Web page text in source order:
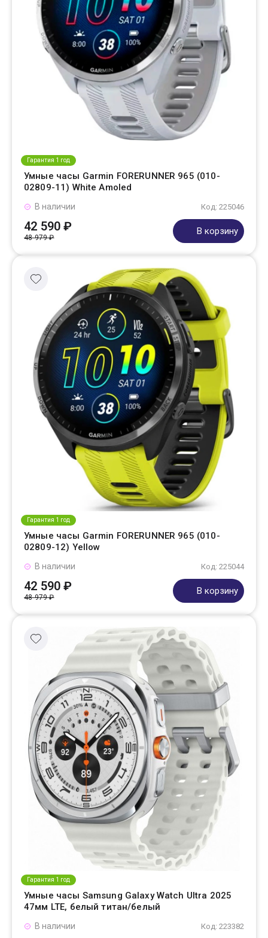
Гарантия 1 год
Умные часы Garmin FORERUNNER 965 (010-
02809-11) White Amoled
Код: 225046
В наличии
42 590 ₽
48 979 ₽
В корзину
Гарантия 1 год
Умные часы Garmin FORERUNNER 965 (010-
02809-12) Yellow
Код: 225044
В наличии
42 590 ₽
48 979 ₽
В корзину
Гарантия 1 год
Умные часы Samsung Galaxy Watch Ultra 2025
47мм LTE, белый титан/белый
Код: 223382
В наличии